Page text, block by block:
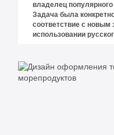
владелец
Задача была
соответствие с новым
использовании
2023 года российское
рекламе и на вывесках.